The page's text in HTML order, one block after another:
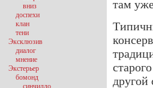
там
вниз
доспехи
клан
тени
Эксклюзив
диалог
мнение
Экстерьер
бомонд
синчилло